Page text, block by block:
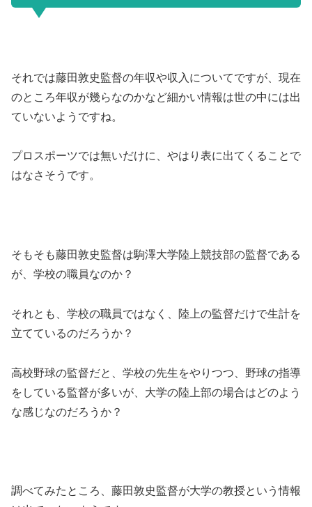
それでは藤田敦史監督の年収や収入についてですが、現在
のところ年収が幾らなのかなど細かい情報は世の中には出
ていないようですね。
プロスポーツでは無いだけに、やはり表に出てくることで
はなさそうです。
そもそも藤田敦史監督は駒澤大学陸上競技部の監督である
が、学校の職員なのか？
それとも、学校の職員ではなく、陸上の監督だけで生計を
立てているのだろうか？
高校野球の監督だと、学校の先生をやりつつ、野球の指導
をしている監督が多いが、大学の陸上部の場合はどのよう
な感じなのだろうか？
調べてみたところ、藤田敦史監督が大学の教授という情報